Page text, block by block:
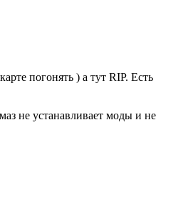
погонять ) а тут RIP. Есть
не устанавливает моды и не